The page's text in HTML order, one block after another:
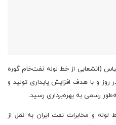
(انشعابی از خط لوله نفت‌خام گوره
هزار بشکه در روز و با هدف افزایش پایداری تولید و
رسمی به بهره‌برداری رسید.
و مخابرات نفت ایران به نقل از